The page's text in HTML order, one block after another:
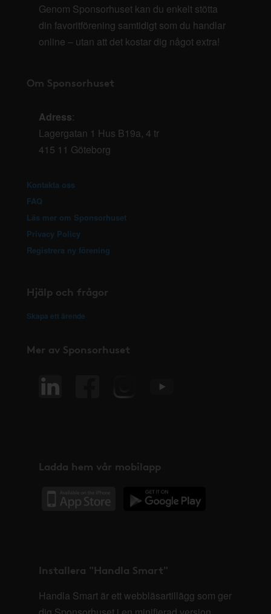
Genom Sponsorhuset kan du enkelt stötta
din favoritförening samtidigt som du handlar
online – utan att det kostar dig något extra!
Om Sponsorhuset
Adress:
Lagergatan 1 Hus B19a, 4 tr
415 11 Göteborg
Kontakta oss
FAQ
Läs mer om Sponsorhuset
Privacy Policy
Registrera ny förening
Hjälp och frågor
Skapa ett ärende
Mer av Sponsorhuset
Ladda hem vår mobilapp
Installera "Handla Smart"
Handla Smart är ett webbläsartillägg som ger